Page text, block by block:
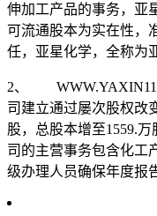
伸加工产品的事务，亚
可流通股本为实在性，
任，亚星化学，全称为
2、
司建立通过屡次股权改
股，总股本增至1559.
司的主营事务包含化工
级办理人员确保年度报